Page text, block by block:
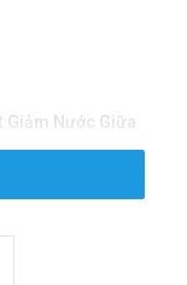
Giảm Nước Giữa